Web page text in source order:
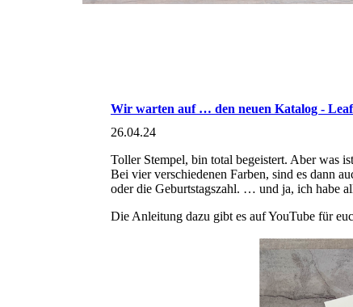
Wir warten auf … den neuen Katalog -
26.04.24
Toller Stempel, bin total begeistert. Aber was
Bei vier verschiedenen Farben, sind es dann
oder die Geburtstagszahl. … und ja, ich habe
Die Anleitung dazu gibt es auf YouTube für